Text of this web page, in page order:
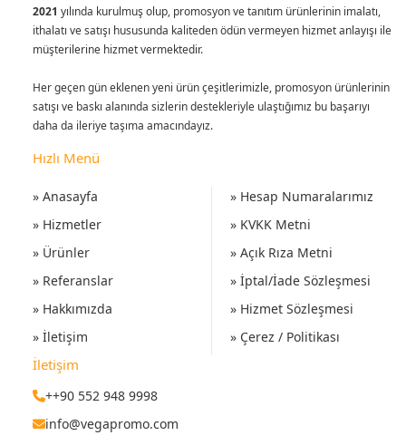
2021 yılında kurulmuş olup, promosyon ve tanıtım ürünlerinin imalatı,
ithalatı ve satışı hususunda kaliteden ödün vermeyen hizmet anlayışı ile
müşterilerine hizmet vermektedir.
Her geçen gün eklenen yeni ürün çeşitlerimizle, promosyon ürünlerinin
satışı ve baskı alanında sizlerin destekleriyle ulaştığımız bu başarıyı
daha da ileriye taşıma amacındayız.
Hızlı Menü
» Anasayfa
» Hizmetler
» Ürünler
» Referanslar
» Hakkımızda
» İletişim
» Hesap Numaralarımız
» KVKK Metni
» Açık Rıza Metni
» İptal/İade Sözleşmesi
» Hizmet Sözleşmesi
» Çerez / Politikası
İletişim
++90 552 948 9998
info@vegapromo.com